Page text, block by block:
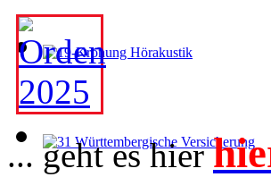
... geht es hier